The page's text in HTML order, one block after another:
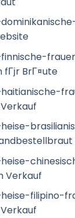
BrГ¤ute
Verkauf
filipino-